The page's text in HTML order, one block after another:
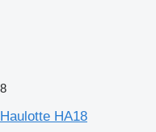
8
Haulotte HA18